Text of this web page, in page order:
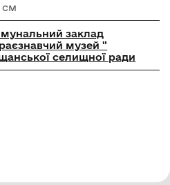
см
заклад
музей "
селищної ради